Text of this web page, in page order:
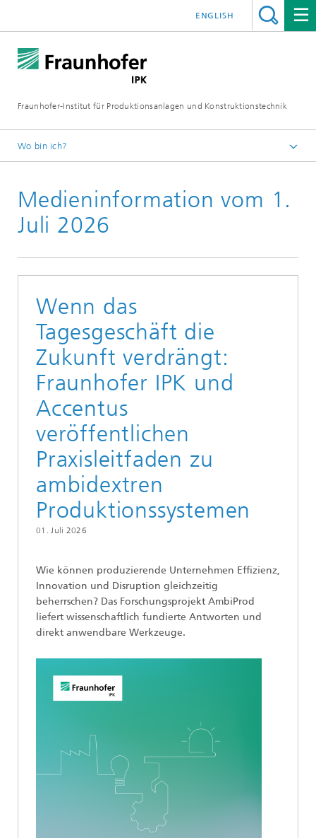
Fraunhofer-Institut für Produktionsanlagen und Konstruktionstechnik
ENGLISH
Wo bin ich?
Medien
Medieninformationen
Medieninformation vom 1.
Juli 2026
Wenn das
Tagesgeschäft die
Zukunft verdrängt:
Fraunhofer IPK und
Accentus
veröffentlichen
Praxisleitfaden zu
ambidextren
Produktionssystemen
01. Juli 2026
Wie können produzierende Unternehmen Effizienz,
Innovation und Disruption gleichzeitig
beherrschen? Das Forschungsprojekt AmbiProd
liefert wissenschaftlich fundierte Antworten und
direkt anwendbare Werkzeuge.